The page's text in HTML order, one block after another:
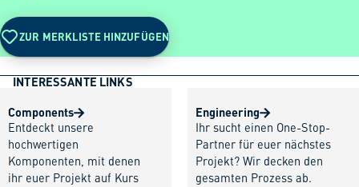
ZUR MERKLISTE HINZUFÜGEN
INTERESSANTE LINKS
Components
Entdeckt unsere
hochwertigen
Komponenten, mit denen
ihr euer Projekt auf Kurs
Engineering
Ihr sucht einen One-Stop-
Partner für euer nächstes
Projekt? Wir decken den
gesamten Prozess ab.